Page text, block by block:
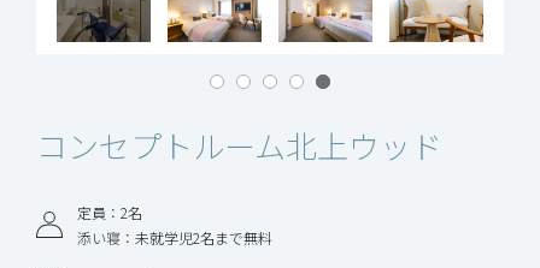
コンセプトルーム北上ウッド
定員：2名
添い寝：未就学児2名まで無料